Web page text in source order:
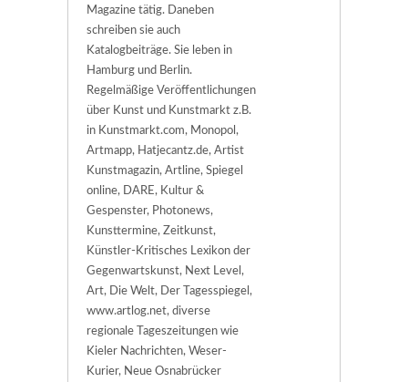
Magazine tätig. Daneben
schreiben sie auch
Katalogbeiträge. Sie leben in
Hamburg und Berlin.
Regelmäßige Veröffentlichungen
über Kunst und Kunstmarkt z.B.
in Kunstmarkt.com, Monopol,
Artmapp, Hatjecantz.de, Artist
Kunstmagazin, Artline, Spiegel
online, DARE, Kultur &
Gespenster, Photonews,
Kunsttermine, Zeitkunst,
Künstler-Kritisches Lexikon der
Gegenwartskunst, Next Level,
Art, Die Welt, Der Tagesspiegel,
www.artlog.net, diverse
regionale Tageszeitungen wie
Kieler Nachrichten, Weser-
Kurier, Neue Osnabrücker